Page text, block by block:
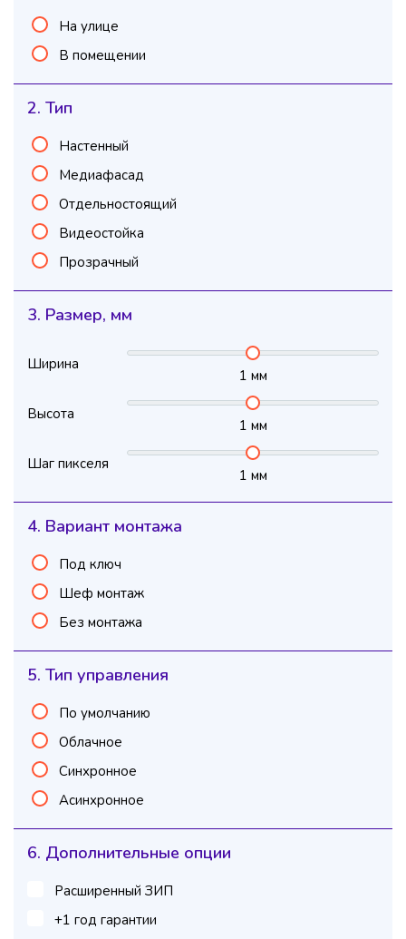
На улице
В помещении
2. Тип
Настенный
Медиафасад
Отдельностоящий
Видеостойка
Прозрачный
3. Размер, мм
Ширина
1 мм
Высота
1 мм
Шаг пикселя
1 мм
4. Вариант монтажа
Под ключ
Шеф монтаж
Без монтажа
5. Тип управления
По умолчанию
Облачное
Синхронное
Асинхронное
6. Дополнительные опции
Расширенный ЗИП
+1 год гарантии